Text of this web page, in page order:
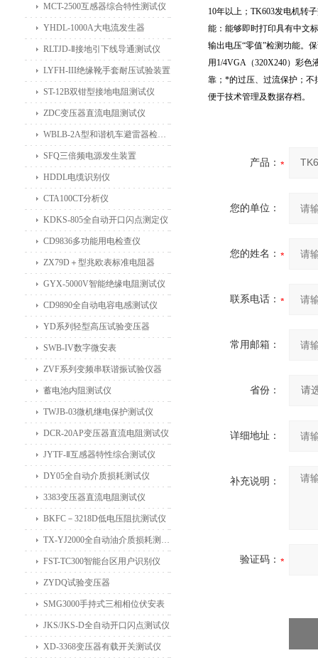
10年以上； TK603发电机转
能：能够即时打印具有中文
输出电压“零值”检测功能。
用1/4VGA（320X240）彩
靠；*的过压、过流保护；不
便于技术管理及数据存档。
产品：
您的单位：
您的姓名：
联系电话：
常用邮箱：
省份：
详细地址：
补充说明：
验证码：
MCT-2500互感器综合特性测试仪
YHDL-1000A大电流发生器
RLTJD-Ⅱ接地引下线导通测试仪
LYFH-III绝缘靴手套耐压试验装置
ST-12B双钳型接地电阻测试仪
ZDC变压器直流电阻测试仪
WBLB-2A型和谐机车避雷器检测仪
SFQ三倍频电源发生装置
HDDL电缆识别仪
CTA100CT分析仪
KDKS-805全自动开口闪点测定仪
CD9836多功能用电检查仪
ZX79D＋型兆欧表标准电阻器
GYX-5000V智能绝缘电阻测试仪
CD9890全自动电容电感测试仪
YD系列轻型高压试验变压器
SWB-IV数字微安表
ZVF系列变频串联谐振试验仪器
蓄电池内阻测试仪
TWJB-03微机继电保护测试仪
DCR-20AP变压器直流电阻测试仪
JYTF-Ⅱ互感器特性综合测试仪
DY05全自动介质损耗测试仪
3383变压器直流电阻测试仪
BKFC－3218D低电压阻抗测试仪
TX-YJ2000全自动油介质损耗测试仪
FST-TC300智能台区用户识别仪
ZYDQ试验变压器
SMG3000手持式三相相位伏安表
JKS/JKS-D全自动开口闪点测试仪
XD-3368变压器有载开关测试仪